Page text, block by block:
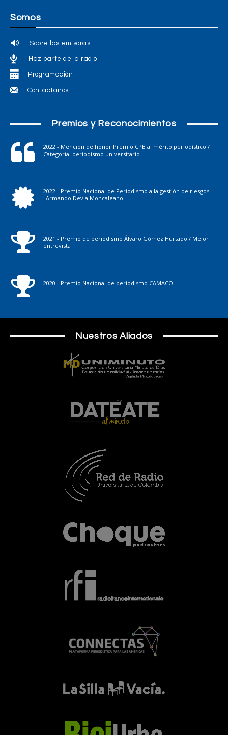
Somos
Sobre las emisoras
Haz parte de la radio
Programación
Contáctanos
Premios y Reconocimientos
2022 - Mención de honor Premio CPB al mérito periodístico /
Categoría: periodismo universitario
2022 - Premio Nacional de Periodismo a la gestión de riesgos
"Armando Devia Moncaleano"
2021 - Premio de periodismo Álvaro Gómez Hurtado / Mejor
entrevista
2020 - Premio Nacional de periodismo CAMACOL
Nuestros Aliados